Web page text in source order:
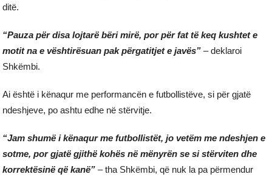
ditë.
“Pauza për disa lojtarë bëri mirë, por për fat të keq kushtet e
motit na e vështirësuan pak përgatitjet e javës” – deklaroi
Shkëmbi.
Ai është i kënaqur me performancën e futbollistëve, si për gjatë
ndeshjeve, po ashtu edhe në stërvitje.
“Jam shumë i kënaqur me futbollistët, jo vetëm me ndeshjen e
sotme, por gjatë gjithë kohës në mënyrën se si stërviten dhe
korrektësinë që kanë” – tha Shkëmbi, që nuk la pa përmendur